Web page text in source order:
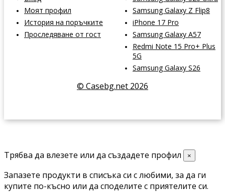
Моят профил
История на поръчките
Проследяване от гост
Samsung Galaxy Z Flip8
iPhone 17 Pro
Samsung Galaxy A57
Redmi Note 15 Pro+ Plus
5G
Samsung Galaxy S26
© Casebg.net 2026
Трябва да влезете или да създадете профил ×
Запазете продукти в списъка си с любими, за да ги
купите по-късно или да споделите с приятелите си.